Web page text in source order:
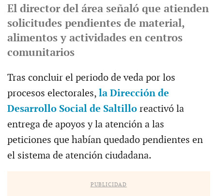
El director del área señaló que atienden
solicitudes pendientes de material,
alimentos y actividades en centros
comunitarios
Tras concluir el periodo de veda por los
procesos electorales, la Dirección de
Desarrollo Social de Saltilloreactivó la
entrega de apoyos y la atención a las
peticiones que habían quedado pendientes en
el sistema de atención ciudadana.
PUBLICIDAD